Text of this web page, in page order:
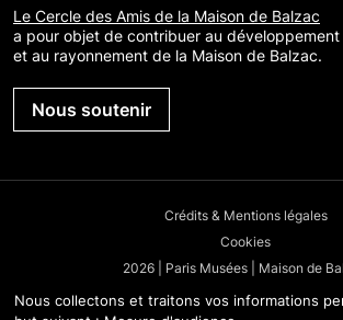
Nous collectons et traitons vos informations
Le Cercle des Amis de la Maison de Balzac
a pour objet de contribuer au développement
et au rayonnement de la Maison de Balzac.
Nous soutenir
Crédits & Mentions légales
Cookies
2026 | Paris Musées | Maison de